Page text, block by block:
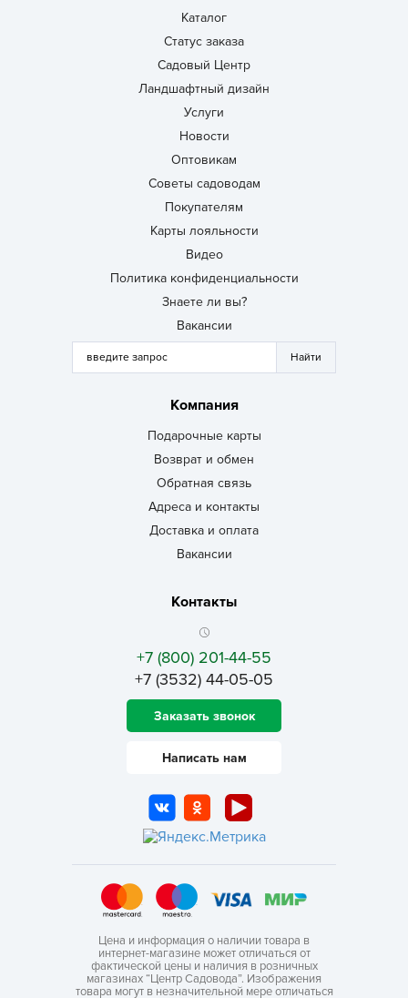
Каталог
Статус заказа
Садовый Центр
Ландшафтный дизайн
Услуги
Новости
Оптовикам
Советы садоводам
Покупателям
Карты лояльности
Видео
Политика конфиденциальности
Знаете ли вы?
Вакансии
Компания
Подарочные карты
Возврат и обмен
Обратная связь
Адреса и контакты
Доставка и оплата
Вакансии
Контакты
+7 (800) 201-44-55
+7 (3532) 44-05-05
Заказать звонок
Написать нам
Цена и информация о наличии товара в
интернет-магазине может отличаться от
фактической цены и наличия в розничных
магазинах “Центр Садовода”. Изображения
товара могут в незначительной мере отличаться